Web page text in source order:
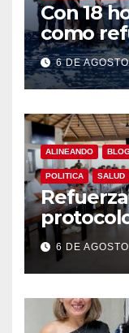
Con 18
como
refuerza
6 DE
ALINEANDO
POLITICA SALUD
rescate
y 6 DE